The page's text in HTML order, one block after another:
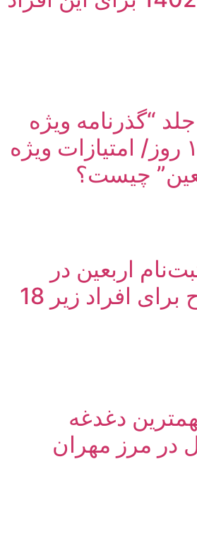
چاپ ۱۷۰۰۰ جلد “گذرنامه ویژه
اربعین” در ۱۲ روز/ امتیازات ویژه
چیست؟
اربعین در
سامانه سماح برای افراد زیر 18
دغدغه
در مرز مهران